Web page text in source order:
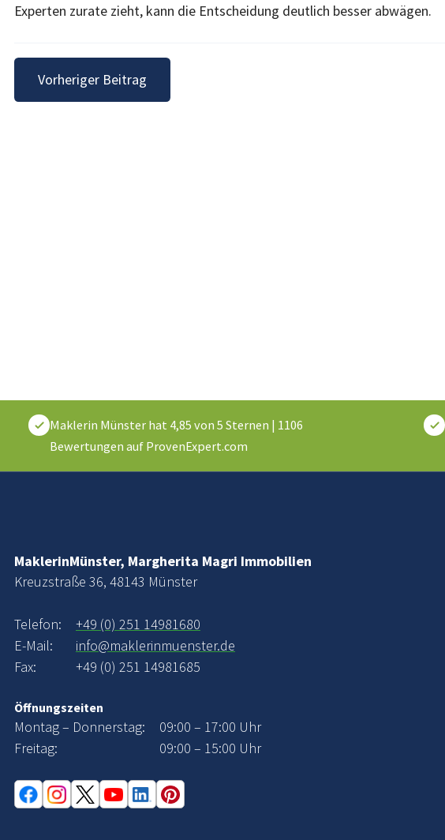
Experten zurate zieht, kann die Entscheidung deutlich besser abwägen.
Beitragsnavigation
Vorheriger Beitrag
Maklerin Münster hat 4,85 von 5 Sternen | 1106
Bewertungen auf ProvenExpert.com
MaklerinMünster, Margherita Magri Immobilien
Kreuzstraße 36, 48143 Münster
Telefon:
+49 (0) 251 14981680
E-Mail:
info@maklerinmuenster.de
Fax:
+49 (0) 251 14981685
Öffnungszeiten
Montag – Donnerstag:
09:00 – 17:00 Uhr
Freitag:
09:00 – 15:00 Uhr